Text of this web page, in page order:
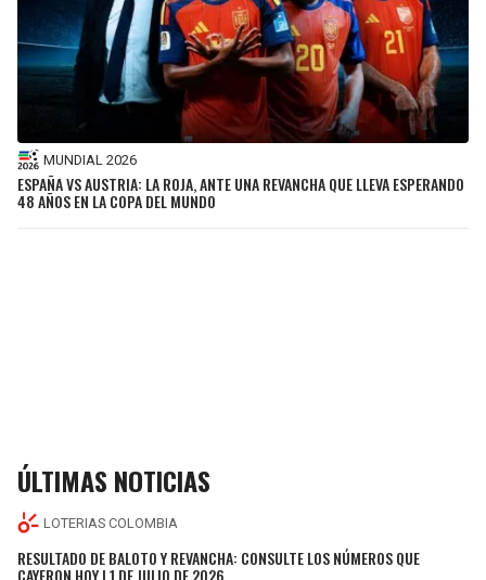
MUNDIAL 2026
ESPAÑA VS AUSTRIA: LA ROJA, ANTE UNA REVANCHA QUE LLEVA ESPERANDO
48 AÑOS EN LA COPA DEL MUNDO
ÚLTIMAS NOTICIAS
LOTERIAS COLOMBIA
RESULTADO DE BALOTO Y REVANCHA: CONSULTE LOS NÚMEROS QUE
CAYERON HOY | 1 DE JULIO DE 2026